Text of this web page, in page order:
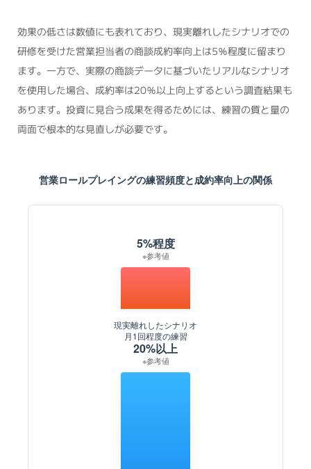
効果の低さは数値にも表れており、現実離れしたシナリオでの
研修を受けた営業担当者の商談成約率向上は5％程度に留まり
ます。一方で、実際の商談データに基づいたリアルなシナリオ
を使用した場合、成約率は20％以上向上するという調査結果も
あります。投資に見合う成果を得るためには、練習の質と量の
両面で根本的な見直しが必要です。
営業ロールプレイングの練習頻度と成約率向上の関係
5%程度
※参考値
現実離れしたシナリオ
月1回程度の練習
20%以上
※参考値